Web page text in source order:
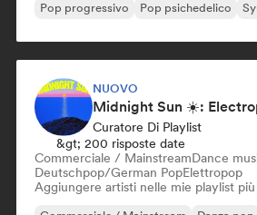
Pop progressivo
Pop psichedelico
NUOVO
Midnight Sun ☀️:
Curatore Di Playlist
&gt; 200 risposte date
Commerciale / MainstreamDance
Deutschpop/German PopElettropop
Aggiungere artisti nelle mie playlist